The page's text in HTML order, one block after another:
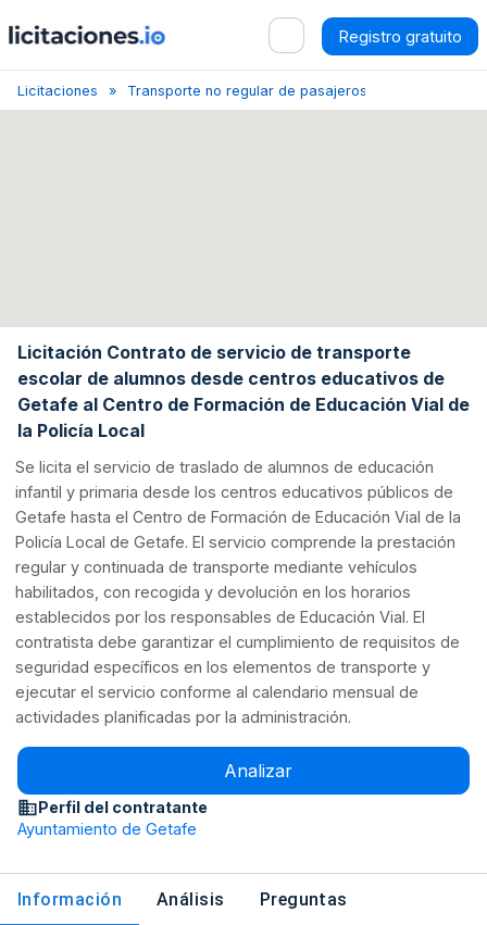
Registro gratuito
Licitaciones Transporte no regular de pasajeros
Licitación Contrato de servicio de transporte
escolar de alumnos desde centros educativos de
Getafe al Centro de Formación de Educación Vial de
la Policía Local
Se licita el servicio de traslado de alumnos de educación
infantil y primaria desde los centros educativos públicos de
Getafe hasta el Centro de Formación de Educación Vial de la
Policía Local de Getafe. El servicio comprende la prestación
regular y continuada de transporte mediante vehículos
habilitados, con recogida y devolución en los horarios
establecidos por los responsables de Educación Vial. El
contratista debe garantizar el cumplimiento de requisitos de
seguridad específicos en los elementos de transporte y
ejecutar el servicio conforme al calendario mensual de
actividades planificadas por la administración.
Analizar
Perfil del contratante
Ayuntamiento de Getafe
Información Análisis Preguntas